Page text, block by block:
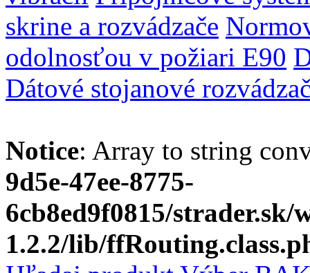
skrine a rozvádzače
odolnosťou v požiari E90
Dátové stojanové
Notice: Array to string
9d5e-47ee-8775-
6cb8ed9f0815/
1.2.2/lib/